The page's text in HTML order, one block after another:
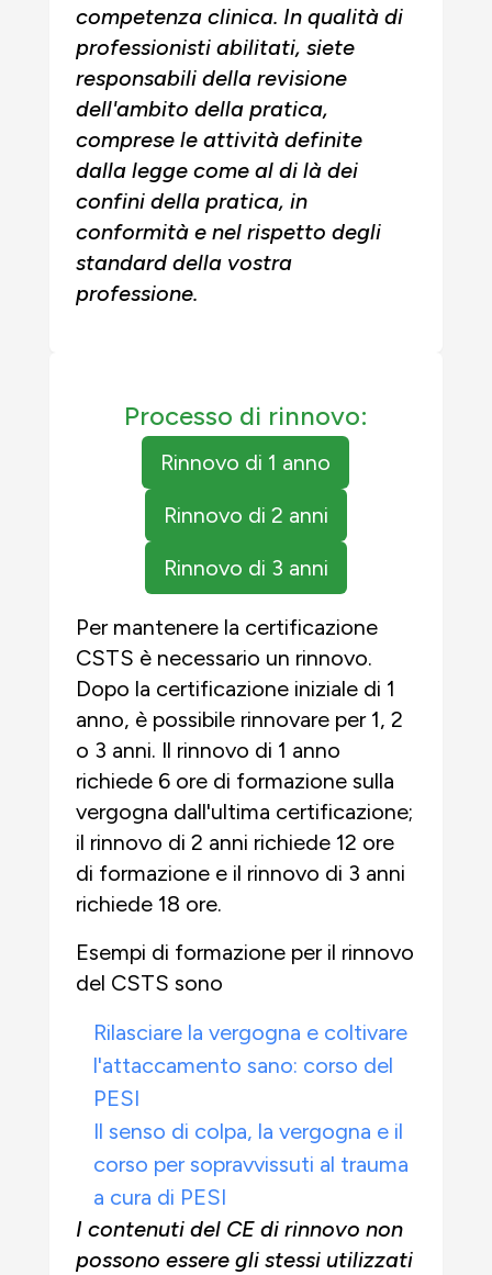
competenza clinica. In qualità di
professionisti abilitati, siete
responsabili della revisione
dell'ambito della pratica,
comprese le attività definite
dalla legge come al di là dei
confini della pratica, in
conformità e nel rispetto degli
standard della vostra
professione.
Processo di rinnovo:
Rinnovo di 1 anno
Rinnovo di 2 anni
Rinnovo di 3 anni
Per mantenere la certificazione
CSTS è necessario un rinnovo.
Dopo la certificazione iniziale di 1
anno, è possibile rinnovare per 1, 2
o 3 anni. Il rinnovo di 1 anno
richiede 6 ore di formazione sulla
vergogna dall'ultima certificazione;
il rinnovo di 2 anni richiede 12 ore
di formazione e il rinnovo di 3 anni
richiede 18 ore.
Esempi di formazione per il rinnovo
del CSTS sono
Rilasciare la vergogna e coltivare
l'attaccamento sano: corso del
PESI
Il senso di colpa, la vergogna e il
corso per sopravvissuti al trauma
a cura di PESI
I contenuti del CE di rinnovo non
possono essere gli stessi utilizzati